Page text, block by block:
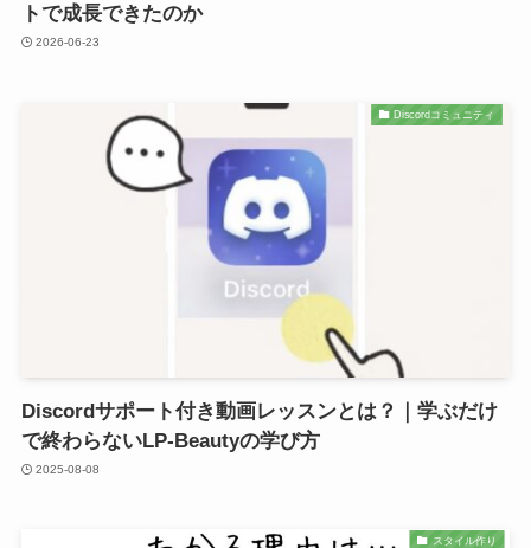
トで成長できたのか
2026-06-23
Discordコミュニティ
Discordサポート付き動画レッスンとは？｜学ぶだけ
で終わらないLP-Beautyの学び方
2025-08-08
スタイル作り